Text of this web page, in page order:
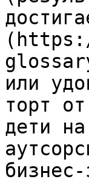
или
торт
дети